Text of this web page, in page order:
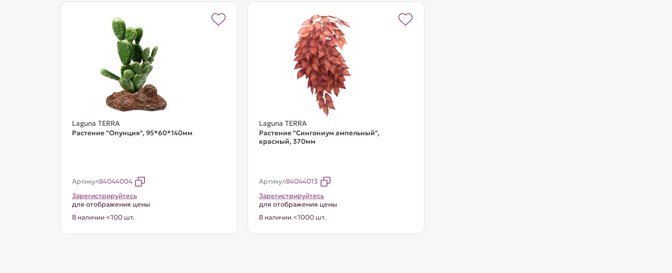
Laguna TERRA
Растение "Опунция", 95*60*140мм
Артикул84044004
Зарегистрируйтесь
для отображения цены
В наличии <100 шт.
Laguna TERRA
Растение "Сингониум ампельный",
красный, 370мм
Артикул84044013
Зарегистрируйтесь
для отображения цены
В наличии <1000 шт.